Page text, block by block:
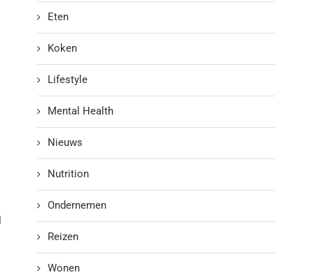
Eten
Koken
Lifestyle
Mental Health
Nieuws
Nutrition
Ondernemen
Reizen
Wonen